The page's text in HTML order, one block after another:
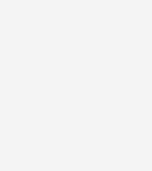
als die Durchführung
Im Rahmen der
der Grundlage der
mit technischen Maßnahmen
der UV-Belastung der
ggf. die Pflicht zu einer
ArbMedVV (Pflichtvorsorge
vermieden werden
u.a. das Aufstellen von